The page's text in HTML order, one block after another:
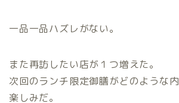
一品一品ハズレがない。
また再訪したい店が１つ増えた。
次回のランチ限定御膳がどのような
楽しみだ。